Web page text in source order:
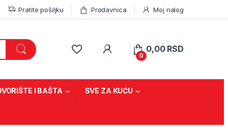
Pratite pošiljku Prodavnica Moj nalog
0
0,00 RSD
I BAŠTA SVE ZA KUĆU